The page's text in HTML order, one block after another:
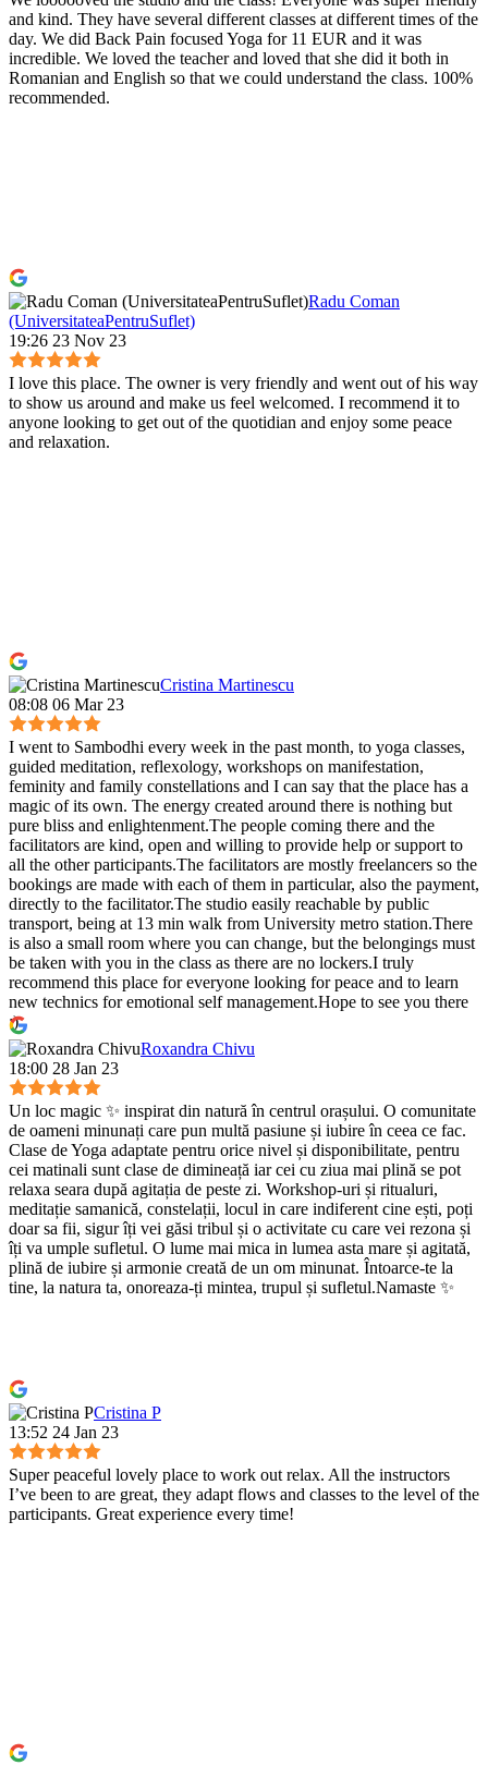
and kind. They have several different classes at different times of the
day. We did Back Pain focused Yoga for 11 EUR and it was
incredible. We loved the teacher and loved that she did it both in
Romanian and English so that we could understand the class. 100%
recommended.
Radu Coman
(UniversitateaPentruSuflet)
19:26 23 Nov 23
I love this place. The owner is very friendly and went out of his way
to show us around and make us feel welcomed. I recommend it to
anyone looking to get out of the quotidian and enjoy some peace
and relaxation.
Cristina Martinescu
08:08 06 Mar 23
I went to Sambodhi every week in the past month, to yoga classes,
guided meditation, reflexology, workshops on manifestation,
feminity and family constellations and I can say that the place has a
magic of its own. The energy created around there is nothing but
pure bliss and enlightenment.The people coming there and the
facilitators are kind, open and willing to provide help or support to
all the other participants.The facilitators are mostly freelancers so the
bookings are made with each of them in particular, also the payment,
directly to the facilitator.The studio easily reachable by public
transport, being at 13 min walk from University metro station.There
is also a small room where you can change, but the belongings must
be taken with you in the class as there are no lockers.I truly
recommend this place for everyone looking for peace and to learn
new technics for emotional self management.Hope to see you there
:)
Roxandra Chivu
18:00 28 Jan 23
Un loc magic ✨ inspirat din natură în centrul orașului. O comunitate
de oameni minunați care pun multă pasiune și iubire în ceea ce fac.
Clase de Yoga adaptate pentru orice nivel și disponibilitate, pentru
cei matinali sunt clase de dimineață iar cei cu ziua mai plină se pot
relaxa seara după agitația de peste zi. Workshop-uri și ritualuri,
meditație samanică, constelații, locul in care indiferent cine ești, poți
doar sa fii, sigur îți vei găsi tribul și o activitate cu care vei rezona și
îți va umple sufletul. O lume mai mica in lumea asta mare și agitată,
plină de iubire și armonie creată de un om minunat. Întoarce-te la
tine, la natura ta, onoreaza-ți mintea, trupul și sufletul.Namaste ✨
Cristina P
13:52 24 Jan 23
Super peaceful lovely place to work out relax. All the instructors
I’ve been to are great, they adapt flows and classes to the level of the
participants. Great experience every time!